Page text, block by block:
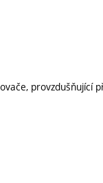
provzdušňující